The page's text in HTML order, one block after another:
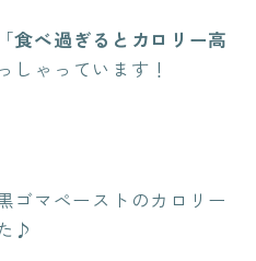
食べ過ぎるとカロリー高
しゃっています！
ゴマペーストのカロリー
♪